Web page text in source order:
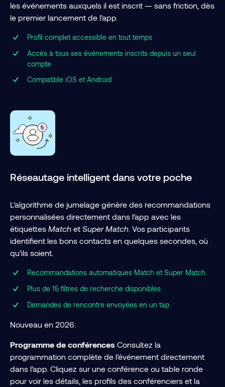
les événements auxquels il est inscrit — sans friction, dès
le premier lancement de l’app.
Profil complet accessible en tout temps
Accès à tous ses événements inscrits depuis un seul
compte
Compatible iOS et Android
Réseautage intelligent dans votre poche
L’algorithme de jumelage génère des recommandations
personnalisées directement dans l’app avec les
étiquettes Match et Super Match . Vos participants
identifient les bons contacts en quelques secondes, où
qu’ils soient.
Recommandations automatiques Match et Super Match
Plus de 15 filtres de recherche disponibles
Demandes de rencontre envoyées en un tap
Nouveau en 2026.
Programme de conférences Consultez la
programmation complète de l’événement directement
dans l’app. Cliquez sur une conférence ou table ronde
pour voir les détails, les profils des conférenciers et la